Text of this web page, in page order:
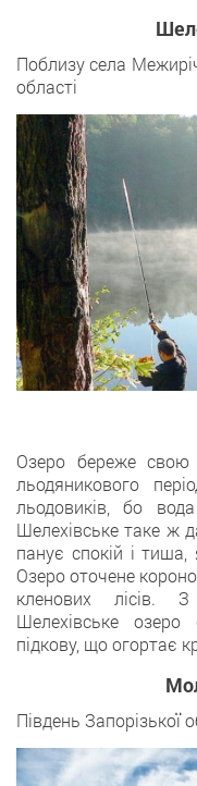
Поблизу села
області
Озеро береже свою
льодяникового
льодовиків, бо
Шелехівське таке ж
панує спокій і
Озеро оточене
кленових лісів.
Шелехівське
підкову, що огортає
Південь Запорізької